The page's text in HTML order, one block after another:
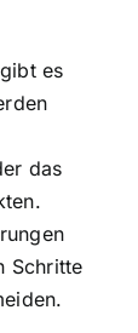
es
das
Schritte